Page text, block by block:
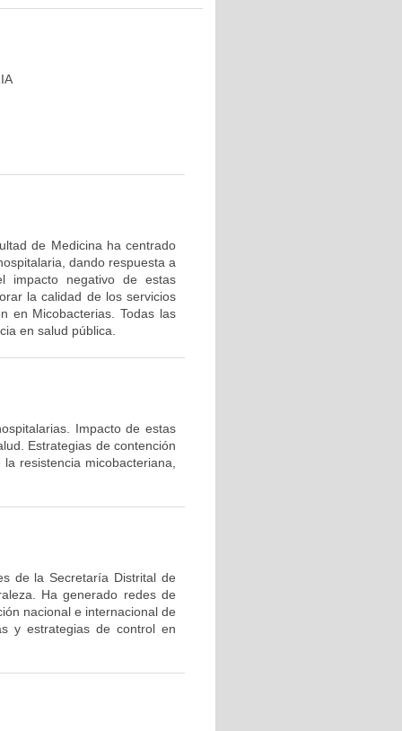
de Medicina ha centrado
dando respuesta a
impacto negativo de estas
la calidad de los servicios
en Micobacterias. Todas las
en salud pública.
Impacto de estas
Estrategias de contención
resistencia micobacteriana,
de la Secretaría Distrital de
Ha generado redes de
nacional e internacional de
y estrategias de control en